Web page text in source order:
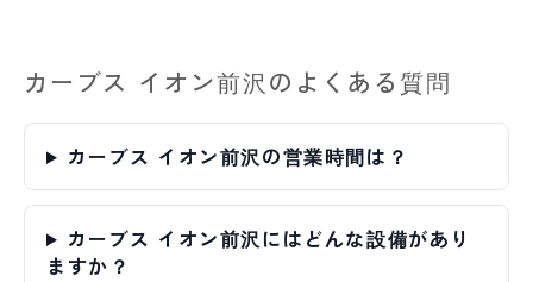
カーブス イオン前沢のよくある質問
カーブス イオン前沢の営業時間は？
カーブス イオン前沢にはどんな設備があり
ますか？